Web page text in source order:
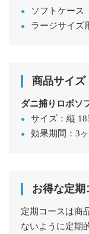
ソフトケース
ラージサイズ
商品サイズ
ダニ捕りロボソ
サイズ：縦
効果期間：3
お得な定期
定期コースは商
ないように定期